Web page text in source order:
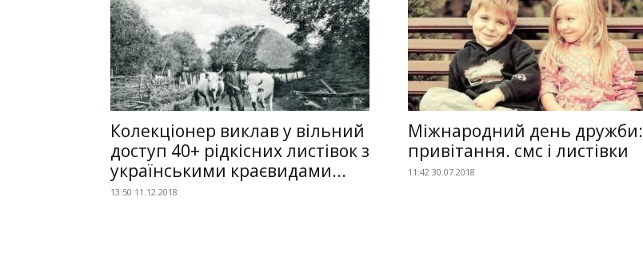
Колекціонер виклав у вільний
доступ 40+ рідкісних листівок з
українськими краєвидами...
13:50 11.12.2018
Міжнародний день дружби:
привітання. смс і листівки
11:42 30.07.2018